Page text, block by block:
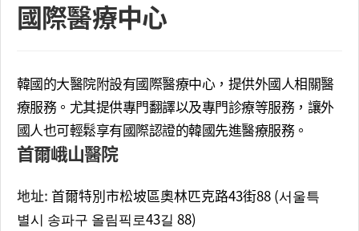
國際醫療中心
韓國的大醫院附設有國際醫療中心，提供外國人相關醫
療服務。尤其提供專門翻譯以及專門診療等服務，讓外
國人也可輕鬆享有國際認證的韓國先進醫療服務。
首爾峨山醫院
地址: 首爾特別市松坡區奧林匹克路43街88 (서울특
별시 송파구 올림픽로43길 88)